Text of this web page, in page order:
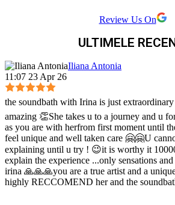
Review Us On
ULTIMELE
Iliana Antonia
11:07 23 Apr 26
the soundbath with Irina is just
amazing 👏She takes u to a journey and u
as you are with herfrom first moment until
feel unique and well taken care 🤗🤗U
explaining until u try ! 😉it is worthy it
explain the experience ...only sensations
irina 🙏🙏🙏you are a true artist and a
highly RECCOMEND her and the